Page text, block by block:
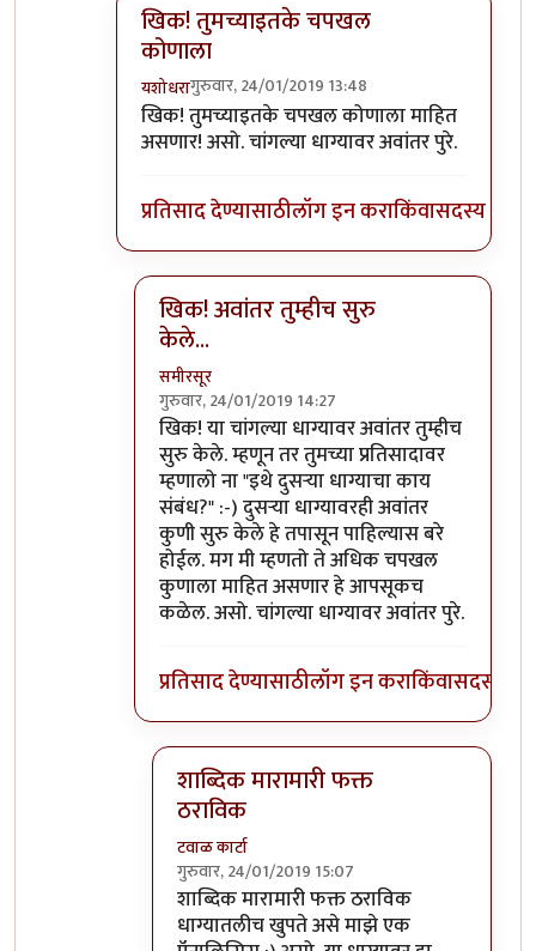
खिक! तुमच्याइतके चपखल
कोणाला
यशोधरागुरुवार, 24/01/2019 13:48
In reply toगुडbyसमीरसूर
खिक! तुमच्याइतके चपखल कोणाला माहित
असणार! असो. चांगल्या धाग्यावर अवांतर पुरे.
प्रतिसाद देण्यासाठीलॉग इन कराकिंवासदस्य व्हा
खिक! अवांतर तुम्हीच सुरु
केले...
समीरसूर
गुरुवार, 24/01/2019 14:27
In reply toखिक! तुमच्याइतके चपखल कोणाला
खिक! या चांगल्या धाग्यावर अवांतर तुम्हीच
सुरु केले. म्हणून तर तुमच्या प्रतिसादावर
म्हणालो ना "इथे दुसर्‍या धाग्याचा काय
संबंध?" :-) दुसर्‍या धाग्यावरही अवांतर
कुणी सुरु केले हे तपासून पाहिल्यास बरे
होईल. मग मी म्हणतो ते अधिक चपखल
कुणाला माहित असणार हे आपसूकच
कळेल. असो. चांगल्या धाग्यावर अवांतर पुरे.
प्रतिसाद देण्यासाठीलॉग इन कराकिंवासदस्य व्हा
शाब्दिक मारामारी फक्त
ठराविक
टवाळ कार्टा
गुरुवार, 24/01/2019 15:07
In reply toखिक! अवांतर तुम्हीच सुरु केले...
शाब्दिक मारामारी फक्त ठराविक
धाग्यातलीच खुपते असे माझे एक